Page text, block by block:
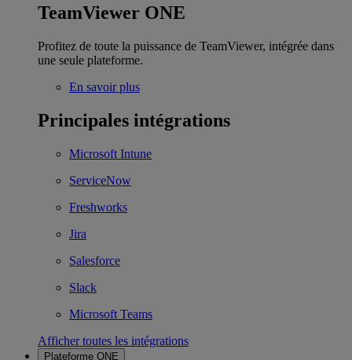
TeamViewer ONE
Profitez de toute la puissance de TeamViewer, intégrée dans
une seule plateforme.
En savoir plus
Principales intégrations
Microsoft Intune
ServiceNow
Freshworks
Jira
Salesforce
Slack
Microsoft Teams
Afficher toutes les intégrations
Plateforme ONE